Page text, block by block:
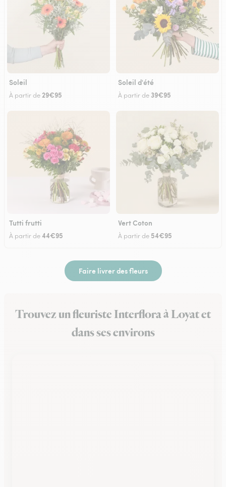
Soleil
À partir de29€95
Soleil d'été
À partir de 39€95
Tutti frutti
À partir de44€95
Vert Coton
À partir de 54€95
Faire livrer des fleurs
Trouvez un fleuriste Interflora à Loyat et
dans ses environs